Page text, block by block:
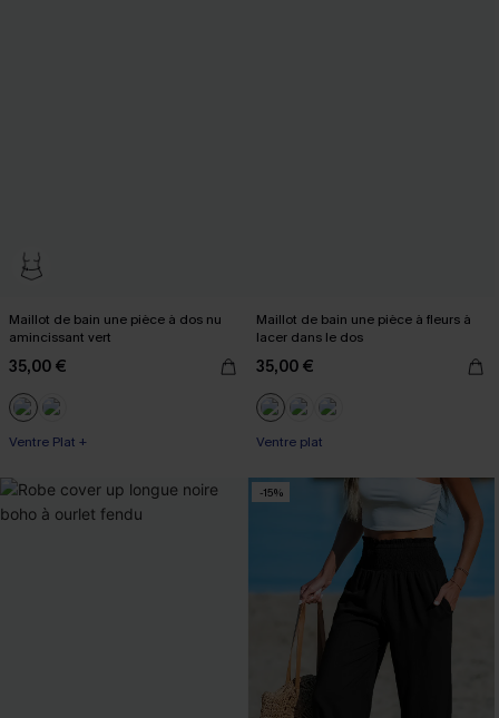
Maillot de bain une pièce à dos nu
amincissant vert
35,00 €
Ventre Plat +
Maillot de bain une pièce à fleurs à
lacer dans le dos
35,00 €
Ventre plat
-15%